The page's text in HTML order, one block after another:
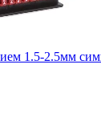
1.5-2.5мм